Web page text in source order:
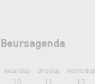
Beursagenda
maandag dinsdag woensdag